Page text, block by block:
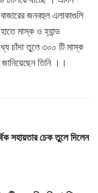
জনবহুল এলাকাগুলি
মাস্ক ও হ্যান্ড
চাঁদা তুলে ৩০০ টি মাস্ক
তিনি ।।
সহায়তার চেক তুলে দিলেন